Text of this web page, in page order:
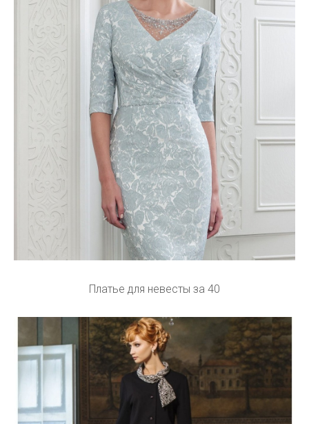
Платье для невесты за 40